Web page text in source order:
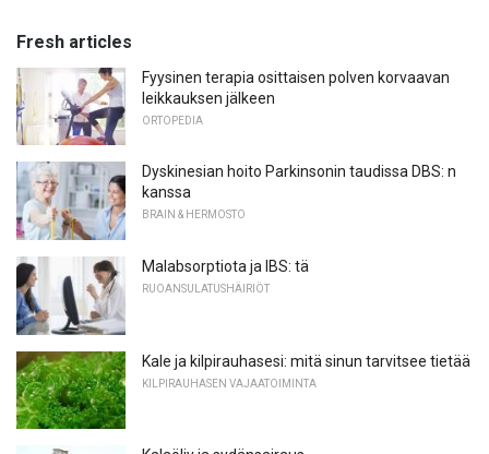
Fresh articles
Fyysinen terapia osittaisen polven korvaavan
leikkauksen jälkeen
ORTOPEDIA
Dyskinesian hoito Parkinsonin taudissa DBS: n
kanssa
BRAIN & HERMOSTO
Malabsorptiota ja IBS: tä
RUOANSULATUSHÄIRIÖT
Kale ja kilpirauhasesi: mitä sinun tarvitsee tietää
KILPIRAUHASEN VAJAATOIMINTA